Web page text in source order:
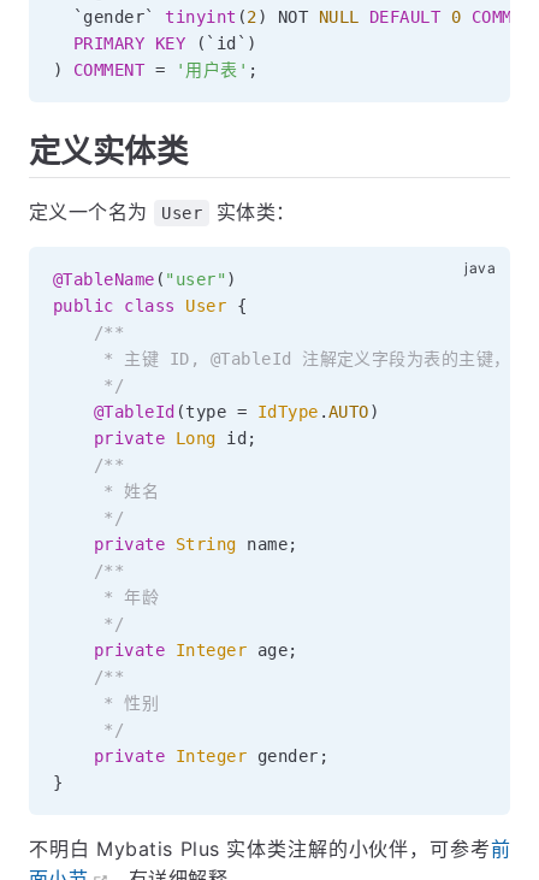
` gender` tinyint (2) NOT NULL DEFAULT 0
PRIMARY
KEY ( ` id ` )
)
COMMENT = '用户表' ;
定义实体类
定义一个名为 User 实体类：
@TableName ( "user" )
public
class User
{
/**
* 主键 ID, @TableId 注解定义字段为表的主键，
     */
@TableId (type = IdType .AUTO)
private
Long id ;
/**
     * 姓名
     */
private
String name;
/**
     * 年龄
     */
private
Integer age;
/**
     * 性别
     */
private
Integer gender ;
}
不明白 Mybatis Plus 实体类注解的小伙伴，可参考前